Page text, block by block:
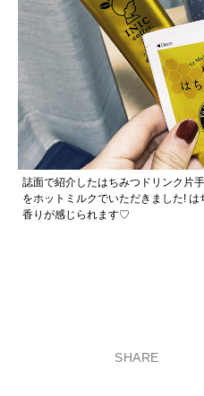
誌面で紹介したはちみつドリンク片
をホットミルクでいただきました!
香りが感じられます♡
SHARE